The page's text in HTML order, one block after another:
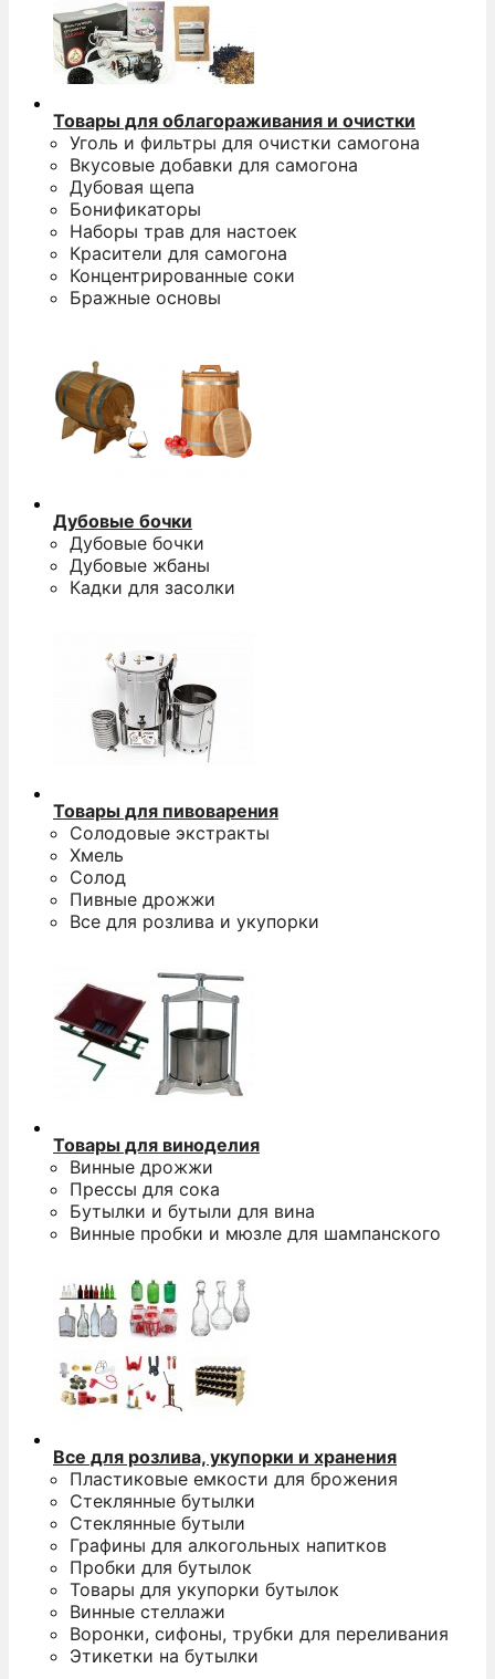
Товары для облагораживания и очистки
Уголь и фильтры для очистки самогона
Вкусовые добавки для самогона
Дубовая щепа
Бонификаторы
Наборы трав для настоек
Красители для самогона
Концентрированные соки
Бражные основы
Дубовые бочки
Дубовые бочки
Дубовые жбаны
Кадки для засолки
Товары для пивоварения
Солодовые экстракты
Хмель
Солод
Пивные дрожжи
Все для розлива и укупорки
Товары для виноделия
Винные дрожжи
Прессы для сока
Бутылки и бутыли для вина
Винные пробки и мюзле для шампанского
Все для розлива, укупорки и хранения
Пластиковые емкости для брожения
Стеклянные бутылки
Стеклянные бутыли
Графины для алкогольных напитков
Пробки для бутылок
Товары для укупорки бутылок
Винные стеллажи
Воронки, сифоны, трубки для переливания
Этикетки на бутылки